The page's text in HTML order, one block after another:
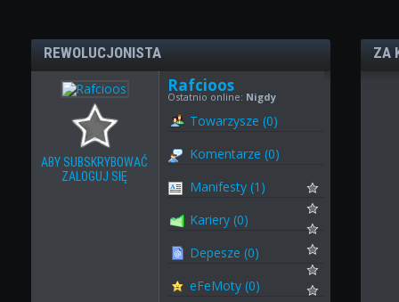
REWOLUCJONISTA
ABY SUBSKRYBOWAĆ
ZALOGUJ SIĘ
Rafcioos
Ostatnio online: Nigdy
Towarzysze (0)
Komentarze (0)
Manifesty (1)
Kariery (0)
Depesze (0)
eFeMoty (0)
ZA